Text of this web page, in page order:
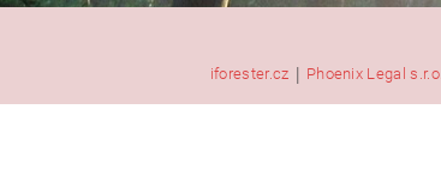
iforester.cz | Phoenix Legal s.r.o.